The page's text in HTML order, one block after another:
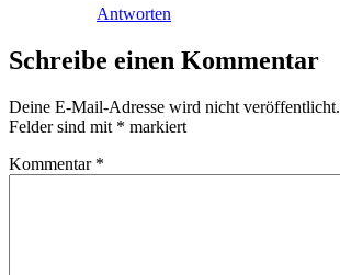
Antworten
Schreibe einen Kommentar
Deine E-Mail-Adresse wird nicht veröffentlicht.
Felder sind mit * markiert
Kommentar *